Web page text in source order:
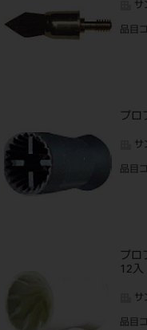
サ
品目
プ
サ
品目
プ
12入
サ
品目